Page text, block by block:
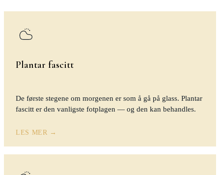
Plantar fascitt
De første stegene om morgenen er som å gå på glass. Plantar
fascitt er den vanligste fotplagen — og den kan behandles.
LES MER →